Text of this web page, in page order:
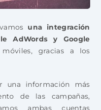
una integración
AdWords y Google
móviles, gracias a los
una información más
de las campañas,
ambas cuentas